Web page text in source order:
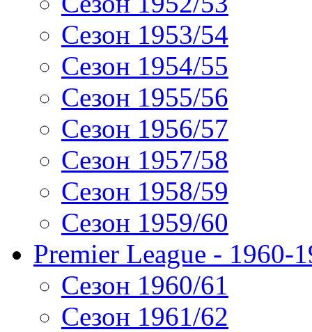
Сезон 1953/54
Сезон 1954/55
Сезон 1955/56
Сезон 1956/57
Сезон 1957/58
Сезон 1958/59
Сезон 1959/60
Premier League - 1960-
Сезон 1960/61
Сезон 1961/62